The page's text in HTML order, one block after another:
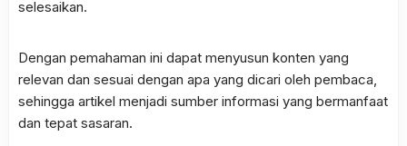
selesaikan.
Dengan pemahaman ini dapat menyusun konten yang
relevan dan sesuai dengan apa yang dicari oleh pembaca,
sehingga artikel menjadi sumber informasi yang bermanfaat
dan tepat sasaran.